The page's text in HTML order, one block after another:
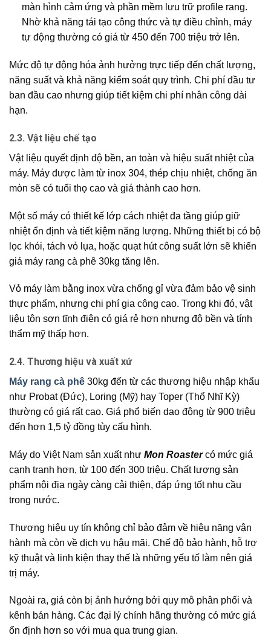
màn hình cảm ứng và phần mềm lưu trữ profile rang.
Nhờ khả năng tái tạo công thức và tự điều chỉnh, máy
tự động thường có giá từ 450 đến 700 triệu trở lên.
Mức độ tự động hóa ảnh hưởng trực tiếp đến chất lượng,
năng suất và khả năng kiểm soát quy trình. Chi phí đầu tư
ban đầu cao nhưng giúp tiết kiệm chi phí nhân công dài
hạn.
2.3. Vật liệu chế tạo
Vật liệu quyết định độ bền, an toàn và hiệu suất nhiệt của
máy. Máy được làm từ inox 304, thép chịu nhiệt, chống ăn
mòn sẽ có tuổi thọ cao và giá thành cao hơn.
Một số máy có thiết kế lớp cách nhiệt đa tầng giúp giữ
nhiệt ổn định và tiết kiệm năng lượng. Những thiết bị có bộ
lọc khói, tách vỏ lụa, hoặc quạt hút công suất lớn sẽ khiến
giá máy rang cà phê 30kg tăng lên.
Vỏ máy làm bằng inox vừa chống gỉ vừa đảm bảo vệ sinh
thực phẩm, nhưng chi phí gia công cao. Trong khi đó, vật
liệu tôn sơn tĩnh điện có giá rẻ hơn nhưng độ bền và tính
thẩm mỹ thấp hơn.
2.4. Thương hiệu và xuất xứ
Máy rang cà phê 30kg đến từ các thương hiệu nhập khẩu
như Probat (Đức), Loring (Mỹ) hay Toper (Thổ Nhĩ Kỳ)
thường có giá rất cao. Giá phổ biến dao động từ 900 triệu
đến hơn 1,5 tỷ đồng tùy cấu hình.
Máy do Việt Nam sản xuất như Mon Roastercó mức giá
cạnh tranh hơn, từ 100 đến 300 triệu. Chất lượng sản
phẩm nội địa ngày càng cải thiện, đáp ứng tốt nhu cầu
trong nước.
Thương hiệu uy tín không chỉ bảo đảm về hiệu năng vận
hành mà còn về dịch vụ hậu mãi. Chế độ bảo hành, hỗ trợ
kỹ thuật và linh kiện thay thế là những yếu tố làm nên giá
trị máy.
Ngoài ra, giá còn bị ảnh hưởng bởi quy mô phân phối và
kênh bán hàng. Các đại lý chính hãng thường có mức giá
ổn định hơn so với mua qua trung gian.